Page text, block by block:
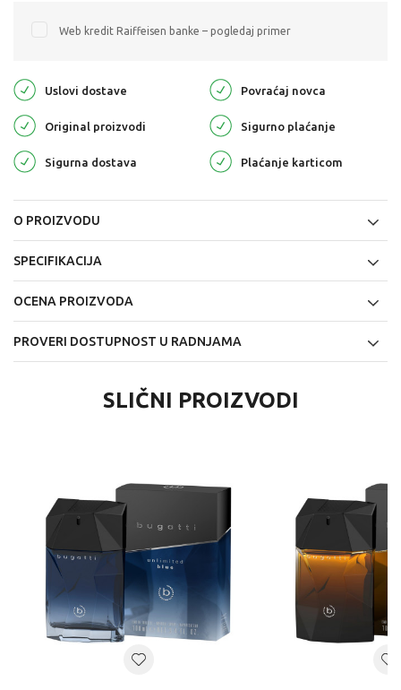
Web kredit Raiffeisen banke – pogledaj primer
Uslovi dostave Povraćaj novca
Original proizvodi Sigurno plaćanje
Sigurna dostava Plaćanje karticom
O PROIZVODU
SPECIFIKACIJA
OCENA PROIZVODA
PROVERI DOSTUPNOST U RADNJAMA
SLIČNI PROIZVODI